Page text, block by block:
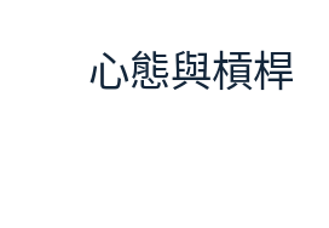
心態與槓桿